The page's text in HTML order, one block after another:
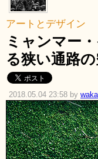
アートとデザイン
ミャンマー
る狭い通路
2018.05.04 23:58 by